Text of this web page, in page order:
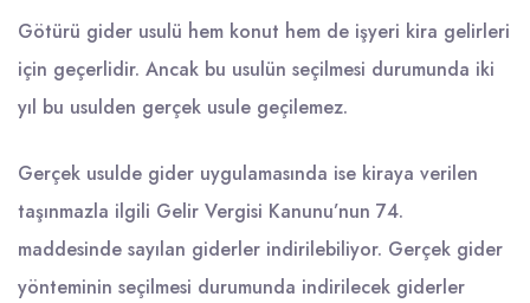
Götürü gider usulü hem konut hem de işyeri kira gelirleri
için geçerlidir. Ancak bu usulün seçilmesi durumunda iki
yıl bu usulden gerçek usule geçilemez.
Gerçek usulde gider uygulamasında ise kiraya verilen
taşınmazla ilgili Gelir Vergisi Kanunu’nun 74.
maddesinde sayılan giderler indirilebiliyor. Gerçek gider
yönteminin seçilmesi durumunda indirilecek giderler